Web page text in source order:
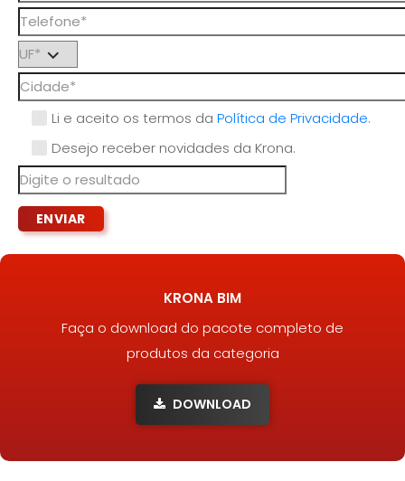
Li e aceito os termos da Política de Privacidade.
Desejo receber novidades da Krona.
KRONA BIM
Faça o download do pacote completo de
produtos da categoria
DOWNLOAD